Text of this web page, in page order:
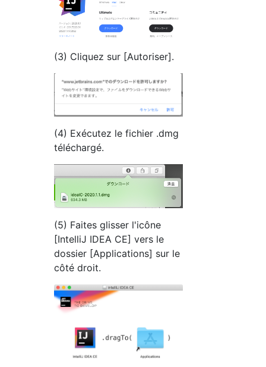
(3) Cliquez sur [Autoriser].
(4) Exécutez le fichier .dmg
téléchargé.
(5) Faites glisser l'icône
[IntelliJ IDEA CE] vers le
dossier [Applications] sur le
côté droit.